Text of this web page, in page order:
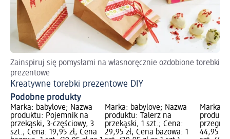
Zainspiruj się pomysłami na własnoręcznie ozdobione torebki
prezentowe
Kreatywne torebki prezentowe DIY
Podobne produkty
Marka: babylove; Nazwa
produktu: Pojemnik na
przekąski, 3-częściowy, 3
szt.; Cena: 19,95 zł; Cena
Marka: babylove; Nazwa
produktu: Talerz na
przekąski, 1 szt.; Cena:
29,95 zł; Cena bazowa: 1
Marka:
44,95